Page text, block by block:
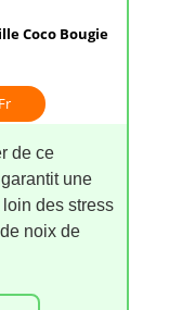
Coco Bougie
de ce
une
des stress
noix de